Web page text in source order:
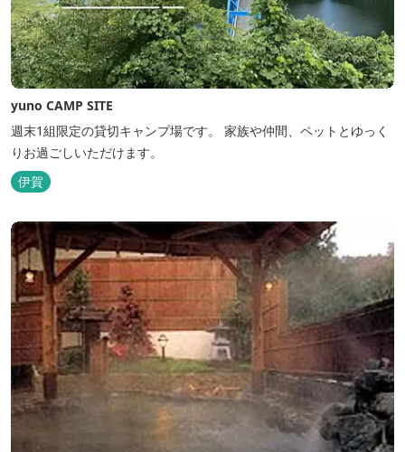
yuno CAMP SITE
週末1組限定の貸切キャンプ場です。 家族や仲間、ペットとゆっく
りお過ごしいただけます。
伊賀